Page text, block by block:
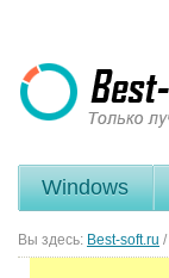
Windows
Вы здесь: Best-soft.ru /